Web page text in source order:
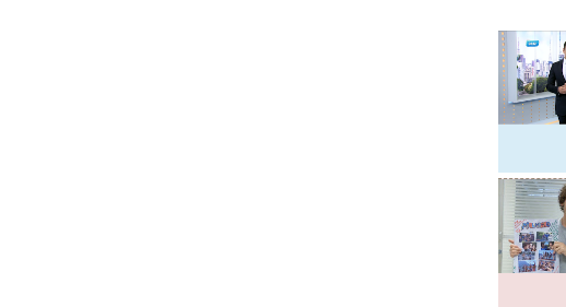
RECORD